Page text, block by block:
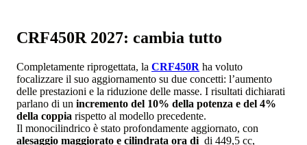
CRF450R 2027: cambia tutto
Completamente riprogettata, la CRF450R ha voluto
focalizzare il suo aggiornamento su due concetti: l’aumento
delle prestazioni e la riduzione delle masse. I risultati dichiarati
parlano di un incremento del 10% della potenza e del 4%
della coppia rispetto al modello precedente.
Il monocilindrico è stato profondamente aggiornato, con
alesaggio maggiorato e cilindrata ora di di 449,5 cc,